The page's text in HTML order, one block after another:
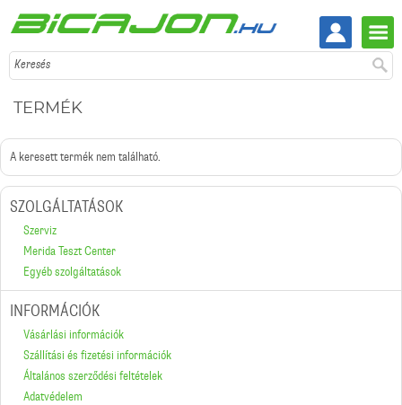
Keresés
TERMÉK
A keresett termék nem található.
SZOLGÁLTATÁSOK
Szerviz
Merida Teszt Center
Egyéb szolgáltatások
INFORMÁCIÓK
Vásárlási információk
Szállítási és fizetési információk
Általános szerződési feltételek
Adatvédelem